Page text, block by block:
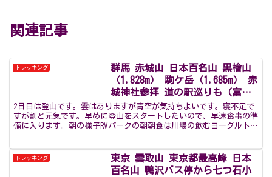
関連記事
トレッキング
群馬 赤城山 日本百名山 黒檜山
（1,828m） 駒ケ岳（1,685m） 赤
城神社参拝 道の駅巡りも（富弘
美術館 / くろほね・やまびこ /
ぐりーんふらわー牧場・大胡 /
ふじみ / 赤城の恵） RVパーク地
2022年9月
2日目は登山です。雲はありますが青空が気持ちよいです。寝不足で
すが割と元気です。早めに登山をスタートしたいので、早速食事の準
備に入ります。朝の様子RVパークの朝朝食は川場の飲むヨーグルトと
トレッキング
東京 雲取山 東京都最高峰 日本
百名山 鴨沢バス停から七つ石小